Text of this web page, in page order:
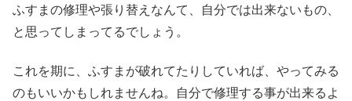
ふすまの修理や張り替えなんて、自分では出来ないもの、
と思ってしまってるでしょう。
これを期に、ふすまが破れてたりしていれば、やってみる
のもいいかもしれませんね。自分で修理する事が出来るよ